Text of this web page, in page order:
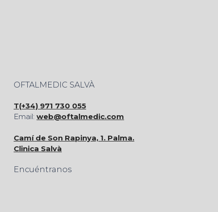
OFTALMEDIC SALVÀ
T(+34) 971 730 055
Email: web@oftalmedic.com
Camí de Son Rapinya, 1. Palma.
Clinica Salvà
Encuéntranos